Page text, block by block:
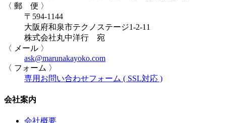
〈 郵 便 〉
〒594-1144
大阪府和泉市テクノステージ1-2-11
株式会社丸中洋行 宛
〈 メール 〉
ask@marunakayoko.com
〈 フォーム 〉
専用お問い合わせフォーム ( SSL対応 )
会社案内
会社概要